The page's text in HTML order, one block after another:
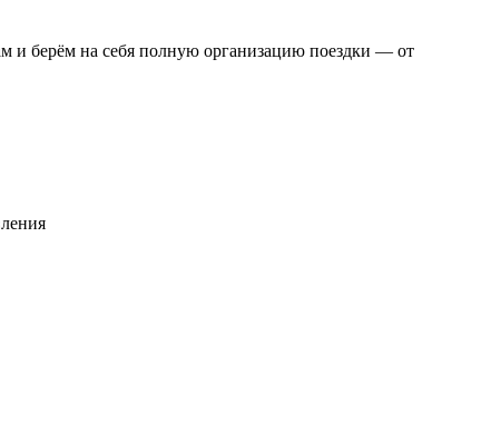
и берём на себя полную организацию поездки — от